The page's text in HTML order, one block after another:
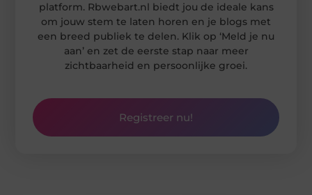
platform. Rbwebart.nl biedt jou de ideale kans
om jouw stem te laten horen en je blogs met
een breed publiek te delen. Klik op ‘Meld je nu
aan’ en zet de eerste stap naar meer
zichtbaarheid en persoonlijke groei.
Registreer nu!